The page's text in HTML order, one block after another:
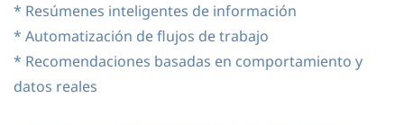
* Resúmenes inteligentes de información
* Automatización de flujos de trabajo
* Recomendaciones basadas en comportamiento y
datos reales